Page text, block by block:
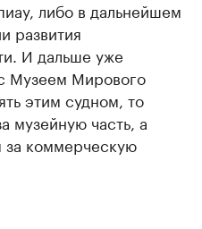
либо в дальнейшем
развития
И дальше уже
Музеем Мирового
этим судном, то
музейную часть, а
за коммерческую